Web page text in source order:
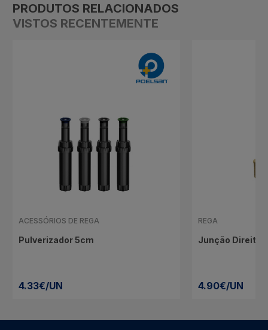
PRODUTOS RELACIONADOS
VISTOS RECENTEMENTE
ACESSÓRIOS DE REGA
Pulverizador 5cm
4.33€/UN
REGA
Junção Direita
4.90€/UN